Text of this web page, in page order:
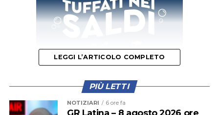
Il provvedimento disciplina anche la somministrazione
LEGGI L’ARTICOLO COMPLETO
PIÙ LETTI
NOTIZIARI 6 ore fa